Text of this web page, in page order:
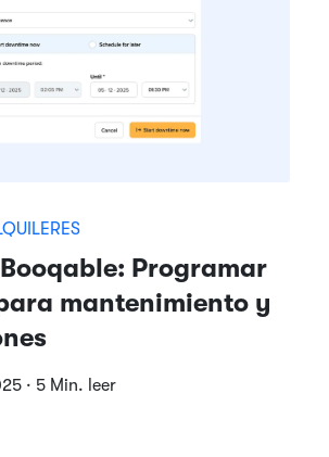
Programar
mantenimiento y
· 5 Min. leer